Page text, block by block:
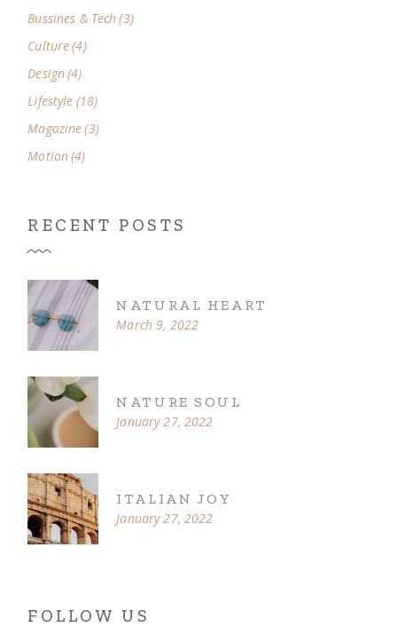
Bussines & Tech(3)
Culture(4)
Design(4)
Lifestyle (18)
Magazine(3)
Motion(4)
RECENT POSTS
NATURAL HEART
March 9, 2022
NATURE SOUL
January 27, 2022
ITALIAN JOY
January 27, 2022
FOLLOW US